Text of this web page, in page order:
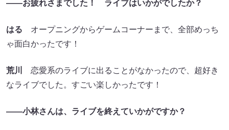
――お疲れさまでした！ ライブはいかがでしたか？
はる オープニングからゲームコーナーまで、全部めっち
ゃ面白かったです！
荒川
恋愛系のライブに出ることがなかったので、超好き
なライブでした。すごい楽しかったです！
――小林さんは、ライブを終えていかがですか？